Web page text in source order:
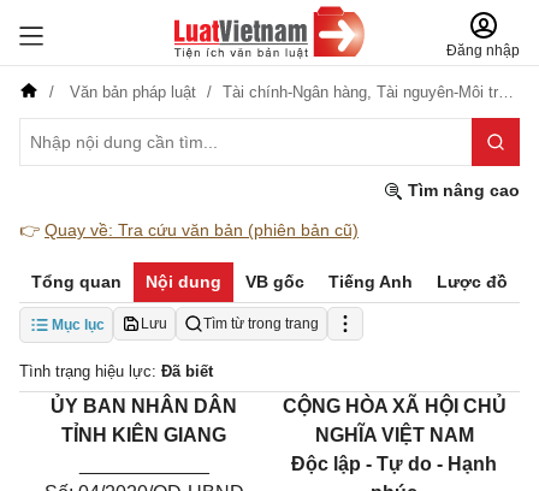
Đăng nhập
Văn bản pháp luật Tài chính-Ngân hàng, Tài nguyên-Môi trường
Tìm nâng cao
👉 Quay về: Tra cứu văn bản (phiên bản cũ)
Tổng quan Nội dung VB gốc Tiếng Anh Lược đồ
Mục lục Lưu Tìm từ trong trang
Tình trạng hiệu lực: Đã biết
ỦY BAN NHÂN DÂN
TỈNH KIÊN GIANG
CỘNG HÒA XÃ HỘI CHỦ
NGHĨA VIỆT NAM
Độc lập - Tự do - Hạnh